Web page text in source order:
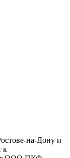
на-Дону и
к